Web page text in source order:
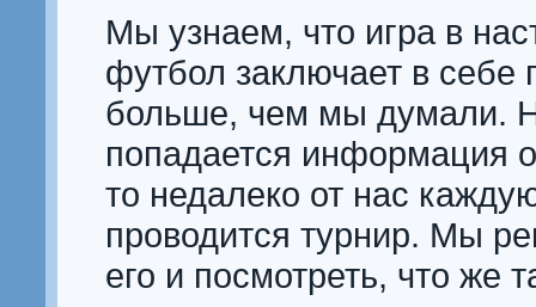
Мы узнаем, что игра в
футбол заключает в себе
больше, чем мы думали.
попадается информация
то недалеко от нас
проводится турнир. Мы
его и посмотреть, что же